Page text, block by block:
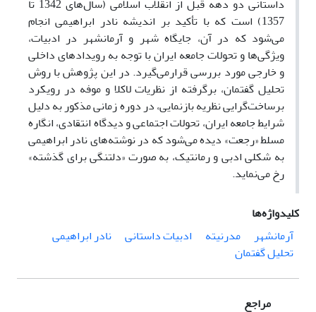
داستانی دو دهه قبل از انقلاب اسلامی (سال‌های 1342 تا
1357) است که با تأکید بر اندیشه نادر ابراهیمی انجام‌
می‌شود که در آن، جایگاه شهر و آرمانشهر در ادبیات،
ویژگی‌ها و تحولات جامعه ایران با توجه به رویدادهای داخلی
و خارجی مورد بررسی قرار‌می‌گیرد. در این پژوهش با روش
تحلیل گفتمان، برگرفته از نظریات لاکلا و موفه در رویکرد
برساخت‌گرایی نظریه بازنمایی، در دوره زمانی مذکور به دلیل
شرایط جامعه ایران، تحولات اجتماعی و دیدگاه انتقادی، انگاره
مسلط «رجعت» دیده ‌می‌شود که در نوشته‌های نادر ابراهیمی
به شکلی ادبی و رمانتیک، به صورت «دلتنگی برای گذشته»
رخ‌ می‌نماید.
کلیدواژه‌ها
آرمانشهر
مدرنیته ادبیات داستانی
نادر ابراهیمی
تحلیل گفتمان
مراجع